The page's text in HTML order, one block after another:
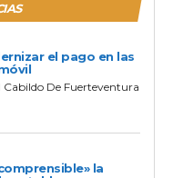
el pago en las
De Fuerteventura
la